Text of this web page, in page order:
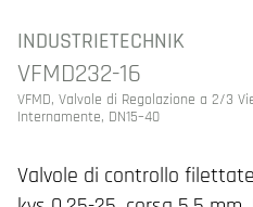
INDUSTRIETECHNIK
VFMD232-16
VFMD, Valvole di Regolazione a 2/3
Internamente, DN15–40
Valvole di controllo